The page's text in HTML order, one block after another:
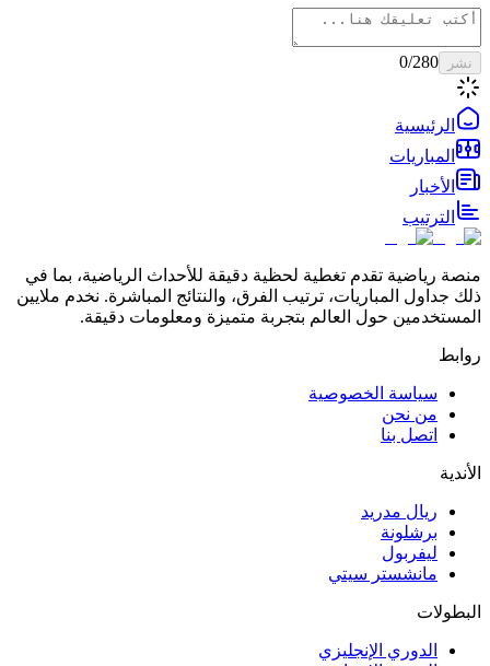
نشر 0/280
الرئيسية
المباريات
الأخبار
الترتيب
منصة رياضية تقدم تغطية لحظية دقيقة للأحداث الرياضية، بما في
ذلك جداول المباريات، ترتيب الفرق، والنتائج المباشرة. نخدم ملايين
المستخدمين حول العالم بتجربة متميزة ومعلومات دقيقة.
روابط
سياسة الخصوصية
من نحن
اتصل بنا
الأندية
ريال مدريد
برشلونة
ليفربول
مانشستر سيتي
البطولات
الدوري الإنجليزي